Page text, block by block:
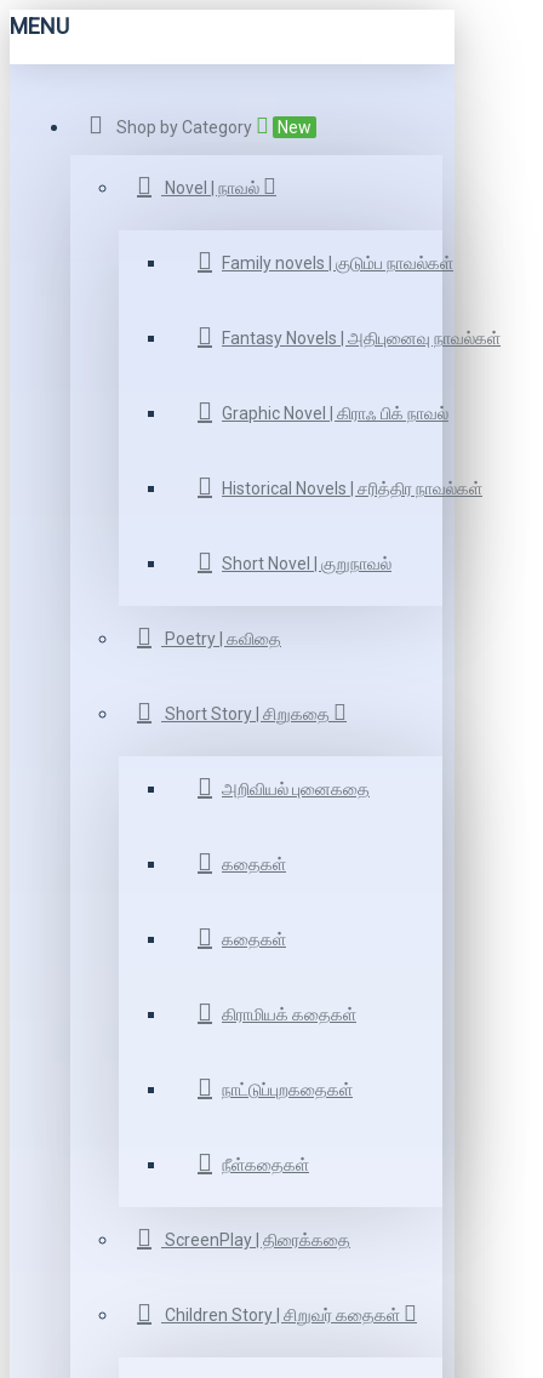
MENU
Shop by Category New
Novel | நாவல்
Family novels | குடும்ப நாவல்கள்
Fantasy Novels | அதிபுனைவு நாவல்கள்
Graphic Novel | கிராஃ பிக் நாவல்
Historical Novels | சரித்திர நாவல்கள்
Short Novel | குறுநாவல்
Poetry | கவிதை
Short Story | சிறுகதை
அறிவியல் புனைகதை
கதைகள்
கதைகள்
கிராமியக் கதைகள்
நாட்டுப்புறகதைகள்
நீள்கதைகள்
ScreenPlay | திரைக்கதை
Children Story | சிறுவர் கதைகள்